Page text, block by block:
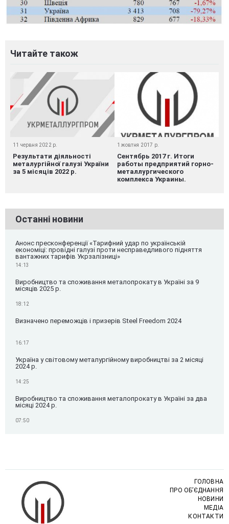
Читайте також
11 червня 2022 р.
Результати діяльності
металургійної галузі України
за 5 місяців 2022 р.
1 жовтня 2017 р.
Сентябрь 2017 г. Итоги
работы предприятий горно-
металлургического
комплекса Украины.
Останні новини
Анонс пресконференції «Тарифний удар по українській
економіці: провідні галузі проти несправедливого підняття
вантажних тарифів Укрзалізниці»
14:13
Виробництво та споживання металопрокату в Україні за 9
місяців 2025 р.
18:12
Визначено переможців і призерів Steel Freedom 2024
16:17
Україна у світовому металургійному виробництві за 2 місяці
2024 р.
14:25
Виробництво та споживання металопрокату в Україні за два
місяці 2024 р.
07:50
ГОЛОВНА
ПРО ОБ’ЄДНАННЯ
НОВИНИ
МЕДІА
КОНТАКТИ